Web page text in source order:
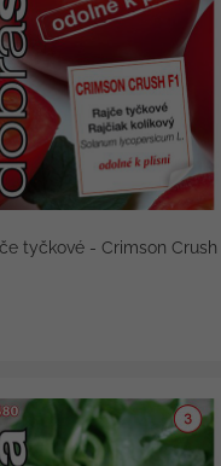
tyčkové - Crimson Crush